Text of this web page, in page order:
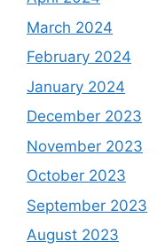
March 2024
February 2024
January 2024
December 2023
November 2023
October 2023
September 2023
August 2023